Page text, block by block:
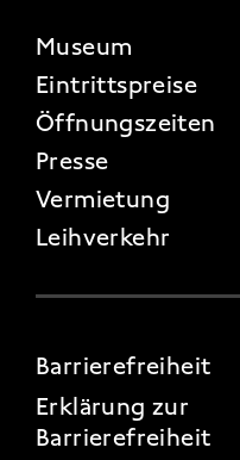
FOOTER 2
Museum
Eintrittspreise
Öffnungszeiten
Presse
Vermietung
Leihverkehr
FOOTER 3
Barrierefreiheit
Erklärung zur
Barrierefreiheit